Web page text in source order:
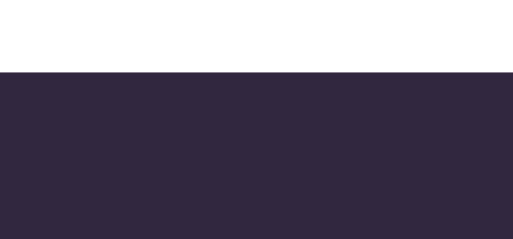
DWR-behandling på yttertyget får vatten att pärla av.
anger vattentätheten.